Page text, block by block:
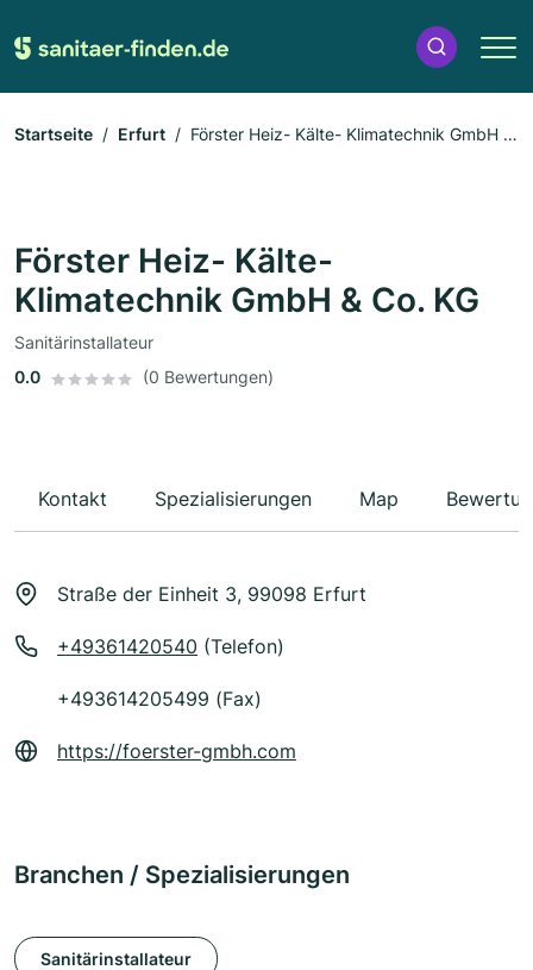
Startseite Erfurt
Förster Heiz- Kälte- Klimatechnik GmbH &
Förster Heiz- Kälte-
Klimatechnik GmbH & Co. KG
Sanitärinstallateur
0.0
(0 Bewertungen)
Kontakt Spezialisierungen Map
Straße der Einheit 3, 99098 Erfurt
+49361420540 (Telefon)
+493614205499 (Fax)
https://foerster-gmbh.com
Branchen / Spezialisierungen
Sanitärinstallateur